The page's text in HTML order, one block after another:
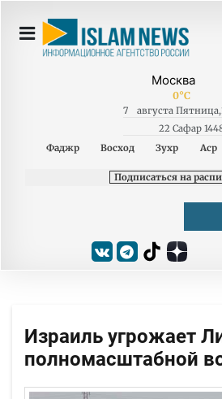
0°C
7 августа Пятница,
22 Сафар
Фаджр
Восход Зухр Аср
Подписаться на
Израиль угрожает
полномасштабной